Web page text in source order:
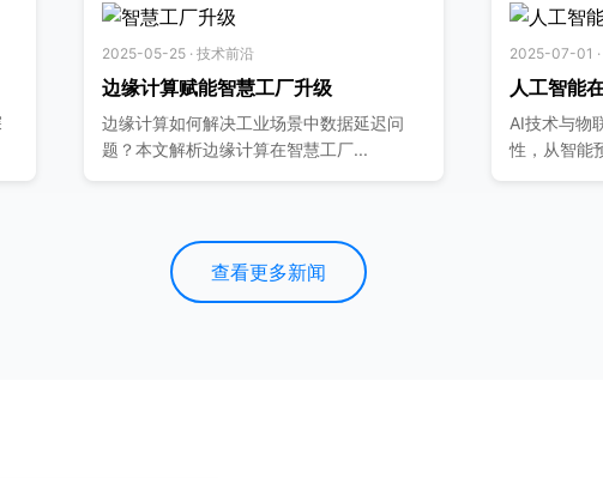
2025-05-25 · 技术前沿
边缘计算赋能智慧工厂升级
边缘计算如何解决工业场景中数据延迟问
题？本文解析边缘计算在智慧工厂...
2025-07-01 · 前沿科技
人工智能在物联网
AI技术与物联网的结
性，从智能预测到自
查看更多新闻